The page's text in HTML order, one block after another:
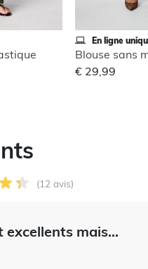
En ligne
€ 29,99
(12 avis)
excellents mais...